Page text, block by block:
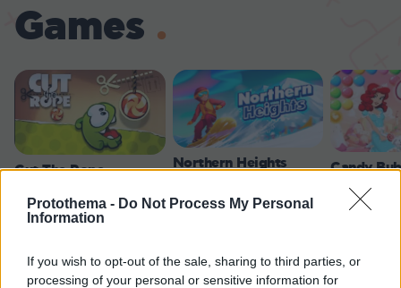
Protothema - Do Not Process My Personal
Information
If you wish to opt-out of the sale, sharing to third parties, or
processing of your personal or sensitive information for
Games
Cut The Rope Northern Heights Candy
Best of Network